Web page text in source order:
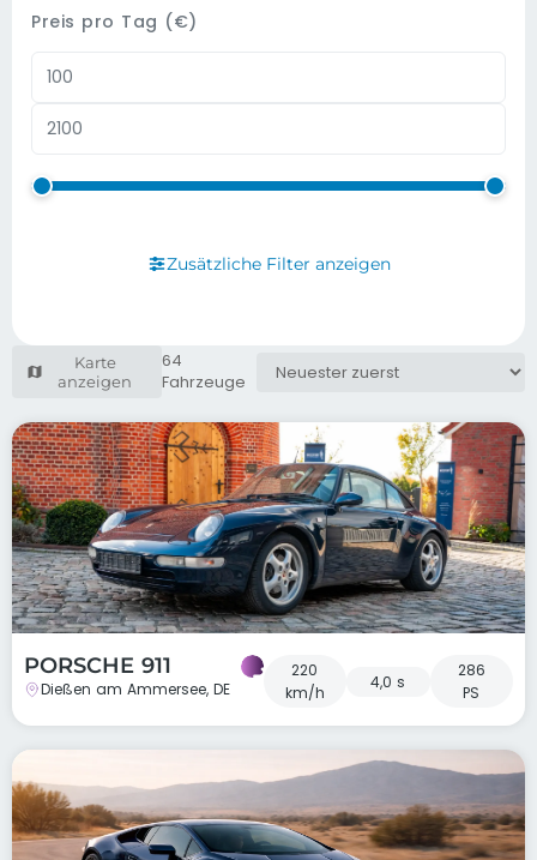
Preis pro Tag (€)
Zusätzliche Filter anzeigen
Karte
anzeigen
64
Fahrzeuge
PORSCHE 911
Dießen am Ammersee, DE
220
km/h
4,0 s
286
PS